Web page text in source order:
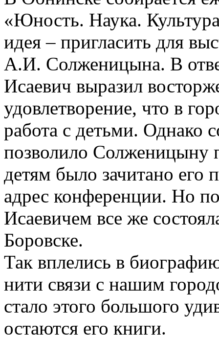
«Юность. Наука.
идея – пригласить для
А.И. Солженицына. В
Исаевич выразил
удовлетворение, что в
работа с детьми. Однако
позволило Солженицыну
детям было зачитано его
адрес конференции. Но
Исаевичем все же
Боровске.
Так вплелись в
нити связи с нашим
стало этого большого
остаются его книги.